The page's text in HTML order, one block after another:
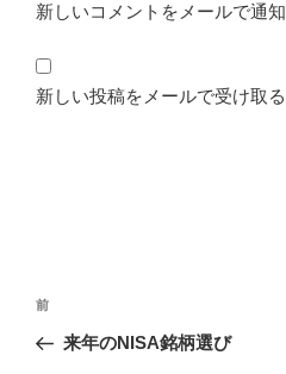
新しいコメントをメールで通知
新しい投稿をメールで受け取る
投
ナ
前
の
前
来年のNISA銘柄選び